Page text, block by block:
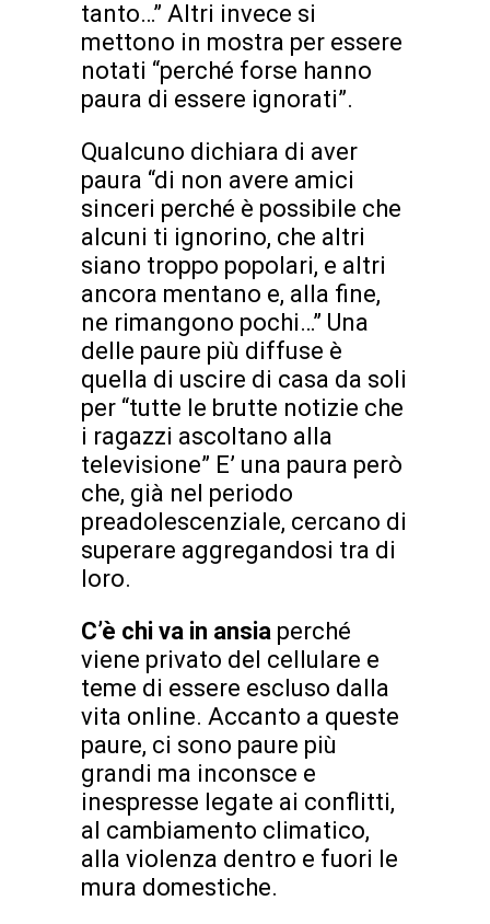
tanto…” Altri invece si
mettono in mostra per essere
notati “perché forse hanno
paura di essere ignorati”.
Qualcuno dichiara di aver
paura “di non avere amici
sinceri perché è possibile che
alcuni ti ignorino, che altri
siano troppo popolari, e altri
ancora mentano e, alla fine,
ne rimangono pochi…” Una
delle paure più diffuse è
quella di uscire di casa da soli
per “tutte le brutte notizie che
i ragazzi ascoltano alla
televisione” E’ una paura però
che, già nel periodo
preadolescenziale, cercano di
superare aggregandosi tra di
loro.
C’è chi va in ansia perché
viene privato del cellulare e
teme di essere escluso dalla
vita online. Accanto a queste
paure, ci sono paure più
grandi ma inconsce e
inespresse legate ai conflitti,
al cambiamento climatico,
alla violenza dentro e fuori le
mura domestiche.